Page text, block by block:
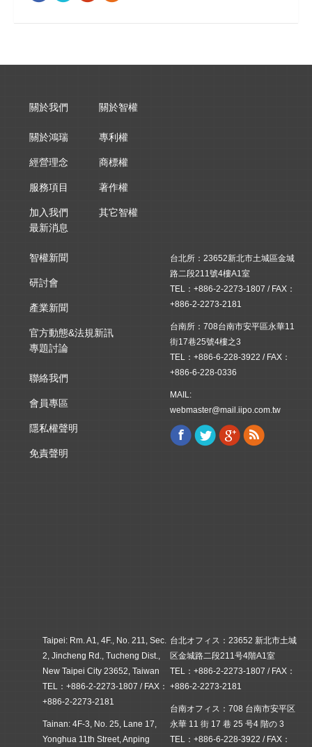
關於我們
關於鴻瑞
經營理念
服務項目
加入我們
關於智權
專利權
商標權
著作權
其它智權
最新消息
智權新聞
研討會
產業新聞
官方動態&法規新訊
專題討論
聯絡我們
會員專區
隱私權聲明
免責聲明
台北所：23652新北市土城區金城
路二段211號4樓A1室
TEL：+886-2-2273-1807 / FAX：
+886-2-2273-2181
台南所：708台南市安平區永華11
街17巷25號4樓之3
TEL：+886-6-228-3922 / FAX：
+886-6-228-0336
MAIL:
webmaster@mail.iipo.com.tw
Find us on:
Facebook
TwitterGoogle+
Rss
台北オフィス：23652 新北市土城
区金城路二段211号4階A1室
TEL：+886-2-2273-1807 / FAX：
+886-2-2273-2181
台南オフィス：708 台南市安平区
永華 11 街 17 巷 25 号4 階の 3
TEL：+886-6-228-3922 / FAX：
Taipei: Rm. A1, 4F., No. 211, Sec.
2, Jincheng Rd., Tucheng Dist.,
New Taipei City 23652, Taiwan
TEL：+886-2-2273-1807 / FAX：
+886-2-2273-2181
Tainan: 4F-3, No. 25, Lane 17,
Yonghua 11th Street, Anping